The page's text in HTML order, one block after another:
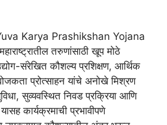
Karya Prashikshan Yojana
तरुणांसाठी खूप मोठे
संरेखित कौशल्य प्रशिक्षण, आर्थिक
प्रोत्साहन यांचे अनोखे मिश्रण
सुव्यवस्थित निवड प्रक्रिया आणि
कार्यक्रमाची प्रभावीपणे